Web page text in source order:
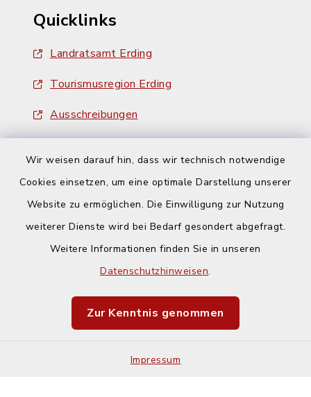
Wir weisen darauf hin, dass wir technisch notwendige
Cookies einsetzen, um eine optimale Darstellung unserer
Website zu ermöglichen. Die Einwilligung zur Nutzung
weiterer Dienste wird bei Bedarf gesondert abgefragt.
Weitere Informationen finden Sie in unseren
Datenschutzhinweisen.
Zur Kenntnis genommen
Impressum
Quicklinks
Landratsamt Erding
Tourismusregion Erding
Ausschreibungen
Barrierefreiheit
Impressum
Sitemap